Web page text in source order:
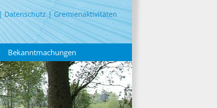
Datenschutz Gremienaktivitäten
Bekanntmachungen